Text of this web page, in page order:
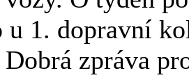
u 1. dopravní
zpráva